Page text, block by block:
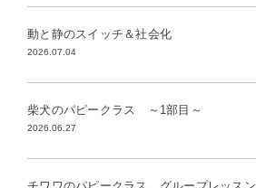
動と静のスイッチ＆社会化
2026.07.04
柴犬のパピークラス ～1部目～
2026.06.27